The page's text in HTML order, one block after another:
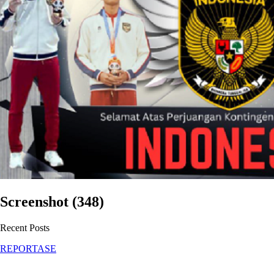
Screenshot (348)
Recent Posts
REPORTASE